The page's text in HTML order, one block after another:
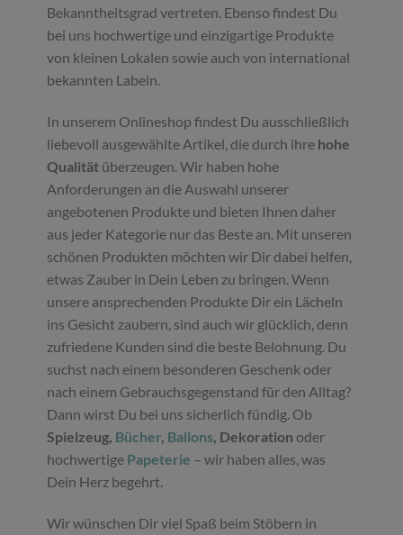
Bekanntheitsgrad vertreten. Ebenso findest Du
bei uns hochwertige und einzigartige Produkte
von kleinen Lokalen sowie auch von international
bekannten Labeln.
In unserem Onlineshop findest Du ausschließlich
liebevoll ausgewählte Artikel, die durch ihre hohe
Qualität überzeugen. Wir haben hohe
Anforderungen an die Auswahl unserer
angebotenen Produkte und bieten Ihnen daher
aus jeder Kategorie nur das Beste an. Mit unseren
schönen Produkten möchten wir Dir dabei helfen,
etwas Zauber in Dein Leben zu bringen. Wenn
unsere ansprechenden Produkte Dir ein Lächeln
ins Gesicht zaubern, sind auch wir glücklich, denn
zufriedene Kunden sind die beste Belohnung. Du
suchst nach einem besonderen Geschenk oder
nach einem Gebrauchsgegenstand für den Alltag?
Dann wirst Du bei uns sicherlich fündig. Ob
Spielzeug, Bücher, Ballons, Dekoration oder
hochwertige Papeterie – wir haben alles, was
Dein Herz begehrt.
Wir wünschen Dir viel Spaß beim Stöbern in